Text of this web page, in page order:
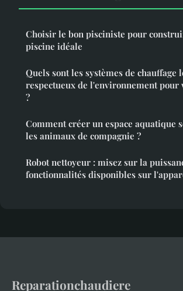
Choisir le bon pisciniste pour
piscine idéale
Quels sont les systèmes de chauffage
respectueux de l'environnement pour
?
Comment créer un espace aquatique
les animaux de compagnie ?
Robot nettoyeur : misez sur la
fonctionnalités disponibles sur
Reparationchaudiere